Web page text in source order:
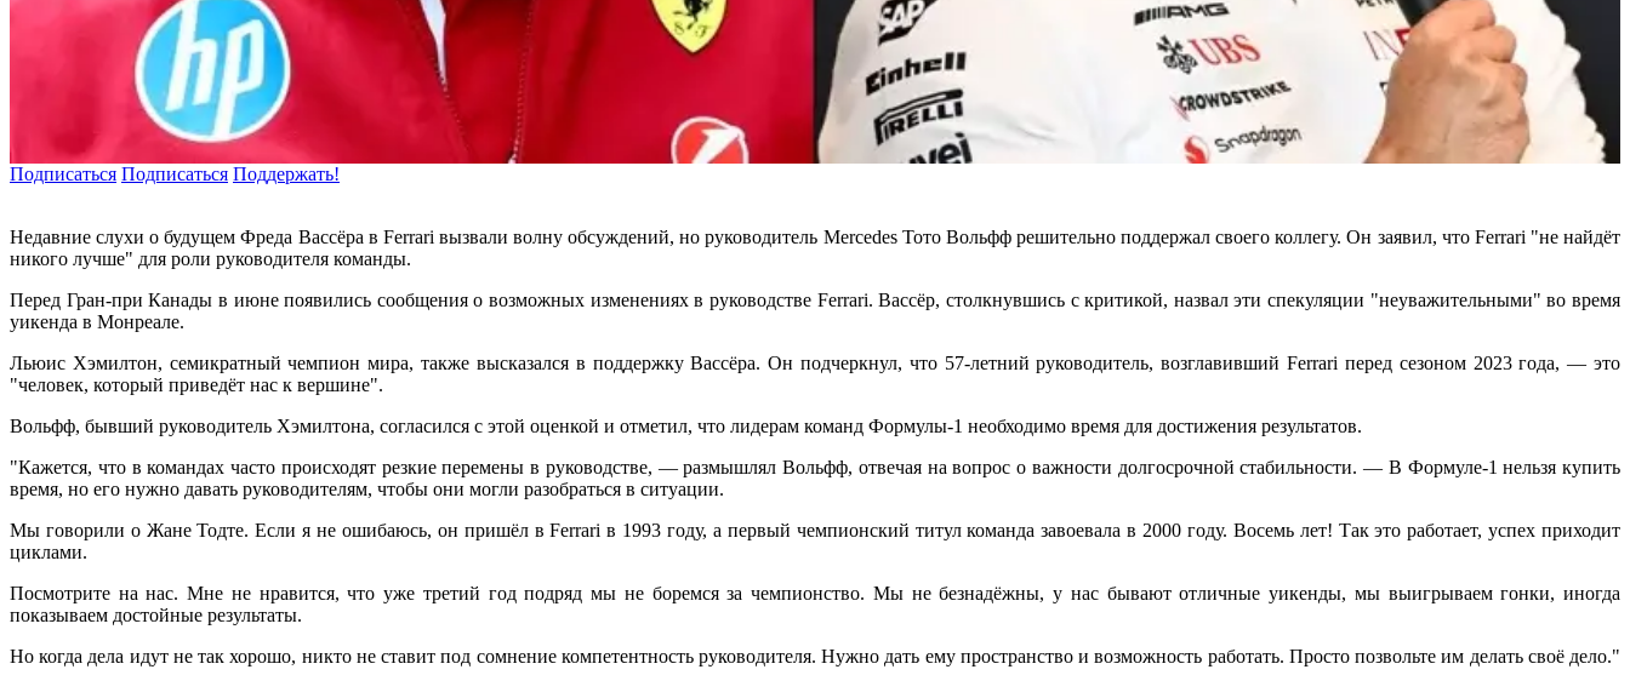
Подписаться Подписаться Поддержать!
Недавние слухи о будущем Фреда Вассёра в Ferrari вызвали волну обсуждений, но руководитель Mercedes Тото Вольфф решительно поддержал своего коллегу. Он заявил, что Ferrari "не найдёт
никого лучше" для роли руководителя команды.
Перед Гран-при Канады в июне появились сообщения о возможных изменениях в руководстве Ferrari. Вассёр, столкнувшись с критикой, назвал эти спекуляции "неуважительными" во время
уикенда в Монреале.
Льюис Хэмилтон, семикратный чемпион мира, также высказался в поддержку Вассёра. Он подчеркнул, что 57-летний руководитель, возглавивший Ferrari перед сезоном 2023 года, — это
"человек, который приведёт нас к вершине".
Вольфф, бывший руководитель Хэмилтона, согласился с этой оценкой и отметил, что лидерам команд Формулы-1 необходимо время для достижения результатов.
"Кажется, что в командах часто происходят резкие перемены в руководстве, — размышлял Вольфф, отвечая на вопрос о важности долгосрочной стабильности. — В Формуле-1 нельзя купить
время, но его нужно давать руководителям, чтобы они могли разобраться в ситуации.
Мы говорили о Жане Тодте. Если я не ошибаюсь, он пришёл в Ferrari в 1993 году, а первый чемпионский титул команда завоевала в 2000 году. Восемь лет! Так это работает, успех приходит
циклами.
Посмотрите на нас. Мне не нравится, что уже третий год подряд мы не боремся за чемпионство. Мы не безнадёжны, у нас бывают отличные уикенды, мы выигрываем гонки, иногда
показываем достойные результаты.
Но когда дела идут не так хорошо, никто не ставит под сомнение компетентность руководителя. Нужно дать ему пространство и возможность работать. Просто позвольте им делать своё дело."